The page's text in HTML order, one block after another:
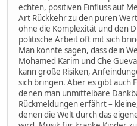
echten, positiven Einfluss auf
Art Rückkehr zu den puren
ohne die Komplexität und den
politische Arbeit oft mit sich
Man könnte sagen, dass dein
Mohamed Karim und Che
kann große Risiken,
sich bringen. Aber es gibt auch
denen man unmittelbare
Rückmeldungen erfährt –
denen die Welt durch das